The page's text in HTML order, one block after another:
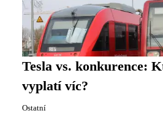
Tesla vs. konkurence:
vyplatí víc?
Ostatní